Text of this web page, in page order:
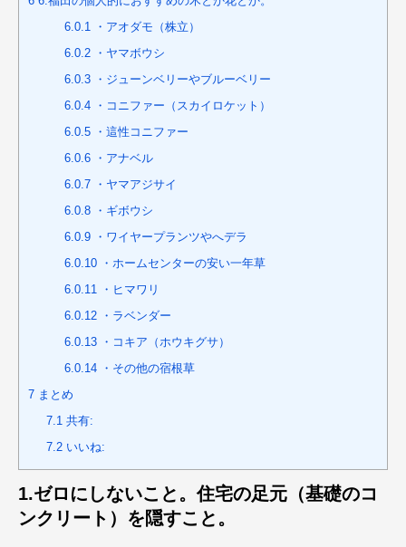
6.0.1・アオダモ（株立）
6.0.2・ヤマボウシ
6.0.3・ジューンベリーやブルーベリー
6.0.4・コニファー（スカイロケット）
6.0.5・這性コニファー
6.0.6・アナベル
6.0.7・ヤマアジサイ
6.0.8・ギボウシ
6.0.9・ワイヤープランツやへデラ
6.0.10・ホームセンターの安い一年草
6.0.11・ヒマワリ
6.0.12・ラベンダー
6.0.13・コキア（ホウキグサ）
6.0.14・その他の宿根草
7 まとめ
7.1共有:
7.2いいね:
1.ゼロにしないこと。住宅の足元（基礎のコ
ンクリート）を隠すこと。